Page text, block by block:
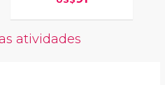
atividades